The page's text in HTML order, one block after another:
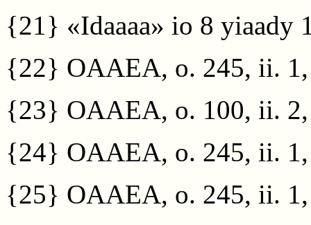
{21} «Idaaaa» io 8 yiaady
{22} OAAEA, o. 245, ii. 1,
{23} OAAEA, o. 100, ii. 2,
{24} OAAEA, o. 245, ii. 1,
{25} OAAEA, o. 245, ii. 1,